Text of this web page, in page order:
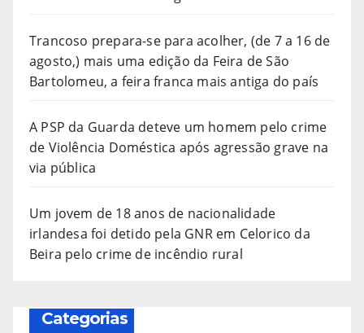
Trancoso prepara-se para acolher, (de 7 a 16 de
agosto,) mais uma edição da Feira de São
Bartolomeu, a feira franca mais antiga do país
A PSP da Guarda deteve um homem pelo crime
de Violência Doméstica após agressão grave na
via pública
Um jovem de 18 anos de nacionalidade
irlandesa foi detido pela GNR em Celorico da
Beira pelo crime de incêndio rural
Categorias